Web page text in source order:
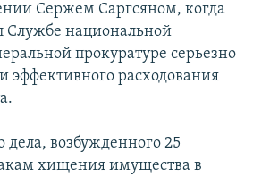
Сержем Саргсяном, когда
Службе национальной
прокуратуре серьезно
эффективного расходования
дела, возбужденного 25
хищения имущества в